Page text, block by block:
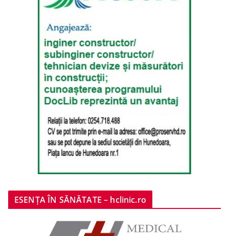
ESENȚA ÎN SĂNĂTATE – hclinic.ro